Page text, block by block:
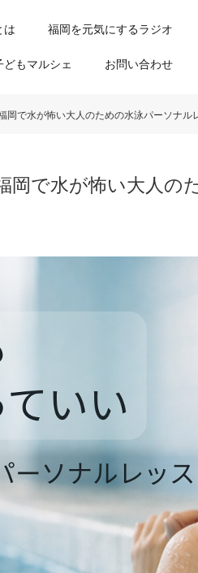
は 福岡を元気にするラジオ
どもマルシェ お問い合わせ
岡で水が怖い大人のための水泳パーソナル
で水が怖い大人の